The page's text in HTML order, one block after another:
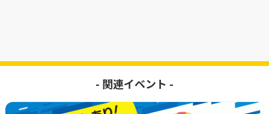
- 関連イベント -